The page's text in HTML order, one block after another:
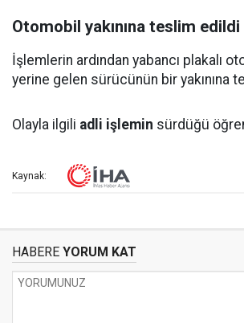
Otomobil yakınına teslim edildi
İşlemlerin ardından yabancı plakalı
yerine gelen sürücünün bir yakınına
Olayla ilgili adli işlemin sürdüğü
Kaynak:
HABERE YORUM KAT